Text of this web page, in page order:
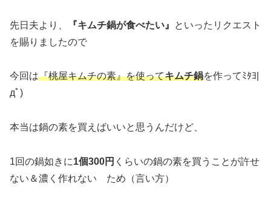
先日夫より、 『キムチ鍋が食べたい』
といったリクエスト
を賜りましたので
今回は『桃屋キムチの素』を使ってキムチ鍋を作ってﾐﾀﾖ|
дﾟ)
本当は鍋の素を買えばいいと思うんだけど、
1回の鍋如きに1個300円 くらいの鍋の素を買うことが許せ
ない＆濃く作れない ため（言い方）